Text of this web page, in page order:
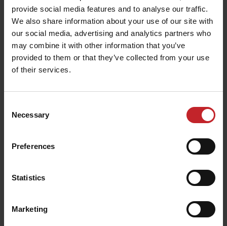
provide social media features and to analyse our traffic.
We also share information about your use of our site with
our social media, advertising and analytics partners who
may combine it with other information that you’ve
provided to them or that they’ve collected from your use
of their services.
Selection
Necessary
Preferences
Statistics
Marketing
Verlässliche Dosierung
Ein Getriebe mit 64:1 Übersetzung erlaubt es
Die Platzierung des Dosiermotors ausserhalb des
eventuelle Verunreinigungen des Saatguts. Dank
kraftvollem 40 Watt Antrieb wird die Saat stets
Verschleiss und erhöht die Lebensdauer der
Dosierwalze und dessen Schaft. Die Dosierwalzen